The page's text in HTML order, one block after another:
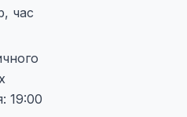
час
19:00